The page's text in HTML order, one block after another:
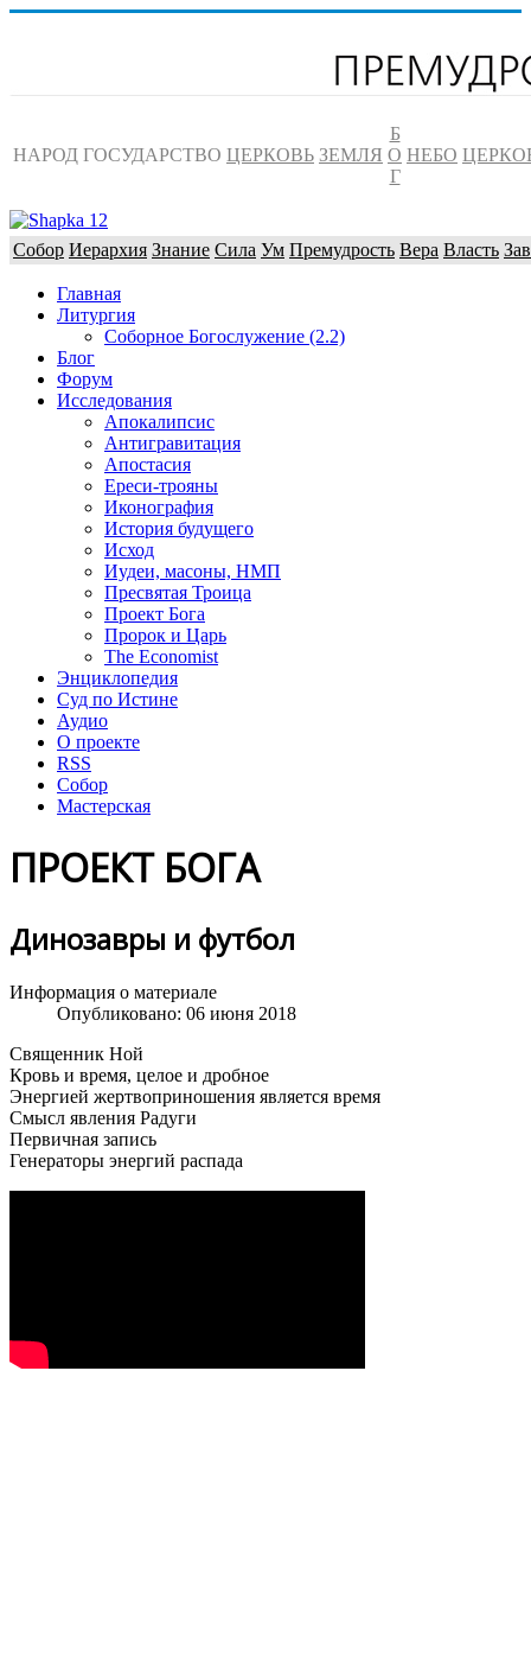
НАРОД ГОСУДАРСТВО ЦЕРКОВЬ ЗЕМЛЯ
Б
О
Г
НЕБО
Собор Иерархия Знание Сила Ум Премудрость Вера Власть
Главная
Литургия
Соборное Богослужение (2.2)
Блог
Форум
Исследования
Апокалипсис
Антигравитация
Апостасия
Ереси-трояны
Иконография
История будущего
Исход
Иудеи, масоны, НМП
Пресвятая Троица
Проект Бога
Пророк и Царь
The Economist
Энциклопедия
Суд по Истине
Аудио
О проекте
RSS
Собор
Мастерская
ПРОЕКТ БОГА
Динозавры и футбол
Информация о материале
Опубликовано: 06 июня 2018
Священник Ной
Кровь и время, целое и дробное
Энергией жертвоприношения является время
Смысл явления Радуги
Первичная запись
Генераторы энергий распада